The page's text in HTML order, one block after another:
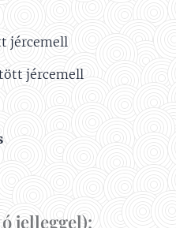
jércemell
jércemell
jelleggel):